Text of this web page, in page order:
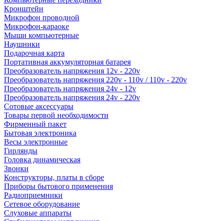
Кронштейн
Микрофон проводной
Микрофон-караоке
Мыши компьютерные
Наушники
Подарочная карта
Портативная аккумуляторная батарея
Преобразователь напряжения 12v - 220v
Преобразователь напряжения 220v - 110v / 110v - 220v
Преобразователь напряжения 24v - 12v
Преобразователь напряжения 24v - 220v
Сотовые аксессуары
Товары первой необходимости
Фирменный пакет
Бытовая электроника
Весы электронные
Гирлянды
Головка динамическая
Звонки
Конструкторы, платы в сборе
Приборы бытового применения
Радиоприемники
Сетевое оборудование
Слуховые аппараты